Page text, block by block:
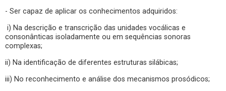
- Ser capaz de aplicar os conhecimentos adquiridos:
i) Na descrição e transcrição das unidades vocálicas e
consonânticas isoladamente ou em sequências sonoras
complexas;
ii) Na identificação de diferentes estruturas silábicas;
iii) No reconhecimento e análise dos mecanismos prosódicos;